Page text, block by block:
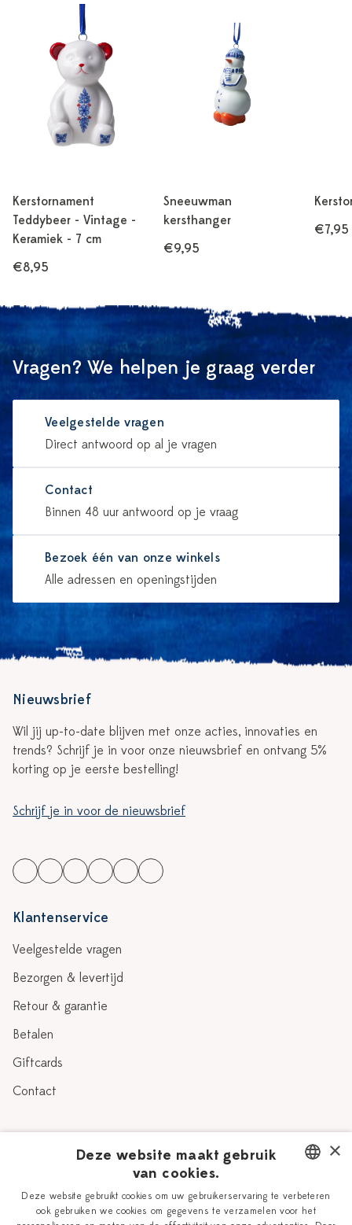
Kerstornament
Teddybeer - Vintage -
Keramiek - 7 cm
€8,95
Sneeuwman
kersthanger
€9,95
€7,95
Vragen? We helpen je graag verder
Veelgestelde vragen
Direct antwoord op al je vragen
Contact
Binnen 48 uur antwoord op je vraag
Bezoek één van onze winkels
Alle adressen en openingstijden
Nieuwsbrief
Wil jij up-to-date blijven met onze acties, innovaties en
trends? Schrijf je in voor onze nieuwsbrief en ontvang 5%
korting op je eerste bestelling!
Schrijf je in voor de nieuwsbrief
Klantenservice
Veelgestelde vragen
Bezorgen & levertijd
Retour & garantie
Betalen
Giftcards
Contact
Verhaal
Delfts Blauw
Workshops
DUTCH
×
Deze website maakt gebruik
van cookies.
Deze website gebruikt cookies om uw gebruikerservaring te verbeteren
ook gebruiken we cookies om gegevens te verzamelen voor het